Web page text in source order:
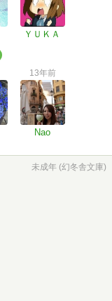
ＹＵＫＡ
13年前
Nao
未成年 (幻冬舎文庫)